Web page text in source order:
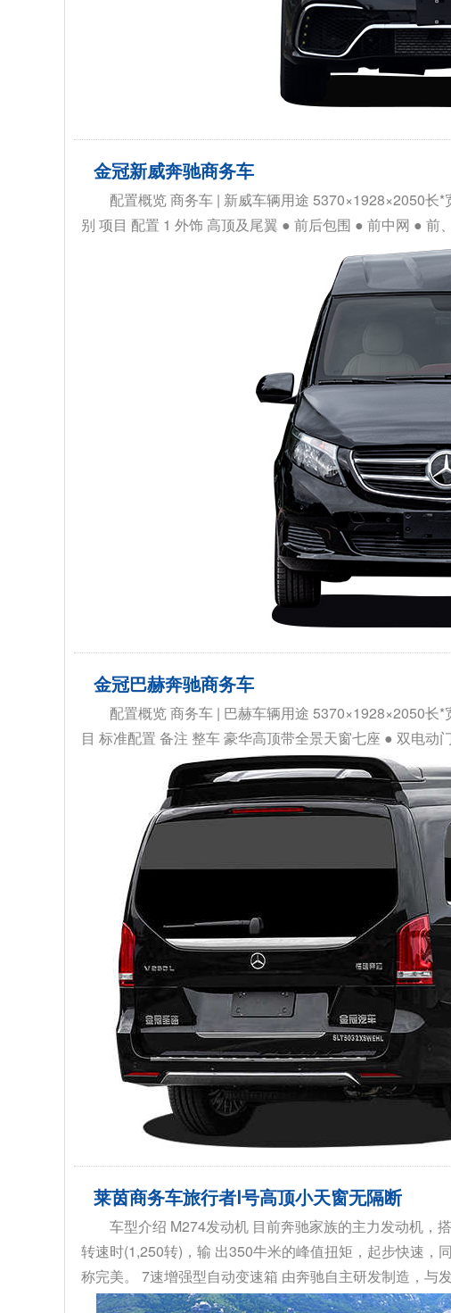
金冠新威奔驰商务车
配置概览 商务车 | 新威车辆用途 5370×1928×2050长
别 项目 配置 1 外饰 高顶及尾翼 ● 前后包围 ● 前中网 ● 前
金冠巴赫奔驰商务车
配置概览 商务车 | 巴赫车辆用途 5370×1928×2050长
目 标准配置 备注 整车 豪华高顶带全景天窗七座 ● 双电动
莱茵商务车旅行者Ⅰ号高顶小天窗无隔断
车型介绍 M274发动机 目前奔驰家族的主力发动机，
转速时(1,250转)，输 出350牛米的峰值扭矩，起步快速，
称完美。 7速增强型自动变速箱 由奔驰自主研发制造，与